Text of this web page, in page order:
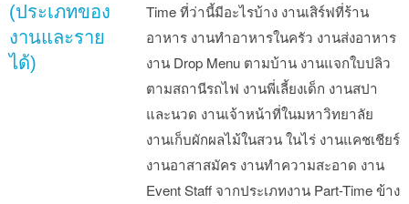
(ประเภทของ
งานและราย
ได้)
Time ที่ว่านี้มีอะไรบ้าง งานเสิร์ฟที่ร้าน
อาหาร งานทำอาหารในครัว งานส่งอาหาร
งาน Drop Menu ตามบ้าน งานแจกใบปลิว
ตามสถานีรถไฟ งานพี่เลี้ยงเด็ก งานสปา
และนวด งานเจ้าหน้าที่ในมหาวิทยาลัย
งานเก็บผักผลไม้ในสวน ในไร่ งานแคชเชียร์
งานอาสาสมัคร งานทำความสะอาด งาน
Event Staff จากประเภทงาน Part-Time ข้าง